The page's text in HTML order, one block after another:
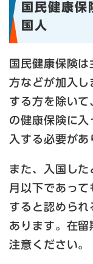
国民健康保
国人
国民健康保険
方などが加入し
する方を除い
の健康保険に入
入する必要があ
また、入国し
月以下であっ
すると認めら
あります。在
注意ください。